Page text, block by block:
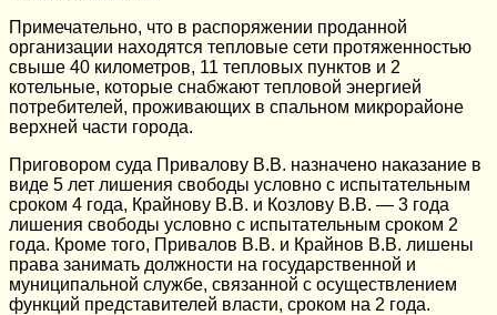
Примечательно, что в распоряжении проданной
организации находятся тепловые сети протяженностью
свыше 40 километров, 11 тепловых пунктов и 2
котельные, которые снабжают тепловой энергией
потребителей, проживающих в спальном микрорайоне
верхней части города.
Приговором суда Привалову В.В. назначено наказание в
виде 5 лет лишения свободы условно с испытательным
сроком 4 года, Крайнову В.В. и Козлову В.В. — 3 года
лишения свободы условно с испытательным сроком 2
года. Кроме того, Привалов В.В. и Крайнов В.В. лишены
права занимать должности на государственной и
муниципальной службе, связанной с осуществлением
функций представителей власти, сроком на 2 года.